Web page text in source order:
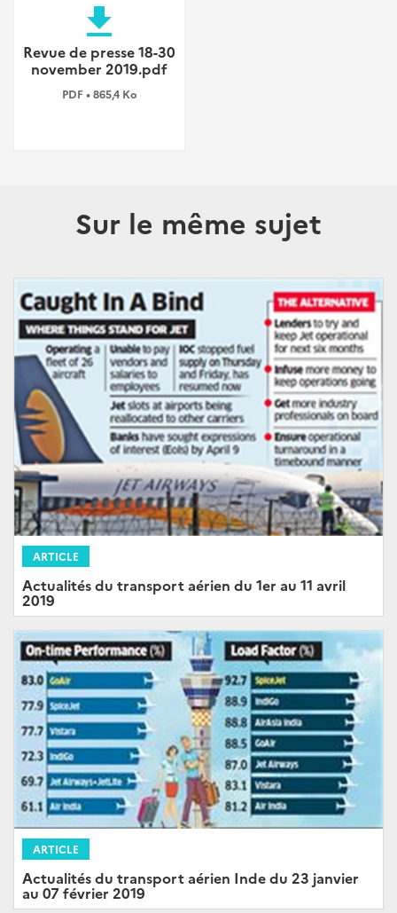
file_download
Revue de presse 18-30
november 2019.pdf
PDF • 865,4 Ko
Sur le même sujet
ARTICLE
Actualités du transport aérien du 1er au 11 avril
2019
ARTICLE
Actualités du transport aérien Inde du 23 janvier
au 07 février 2019